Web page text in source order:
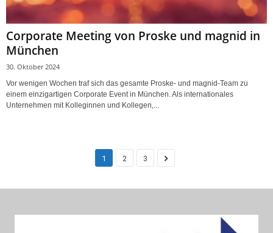
Corporate Meeting von Proske und magnid in
München
30. Oktober 2024
Vor wenigen Wochen traf sich das gesamte Proske- und magnid-Team zu
einem einzigartigen Corporate Event in München. Als internationales
Unternehmen mit Kolleginnen und Kollegen,...
1 2 3